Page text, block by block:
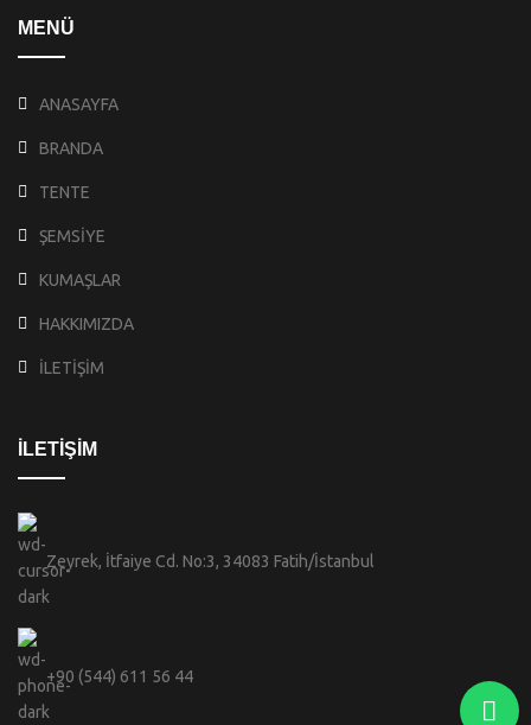
MENÜ
ANASAYFA
BRANDA
TENTE
ŞEMSİYE
KUMAŞLAR
HAKKIMIZDA
İLETİŞİM
İLETİŞİM
Zeyrek, İtfaiye Cd. No:3, 34083 Fatih/İstanbul
+90 (544) 611 56 44